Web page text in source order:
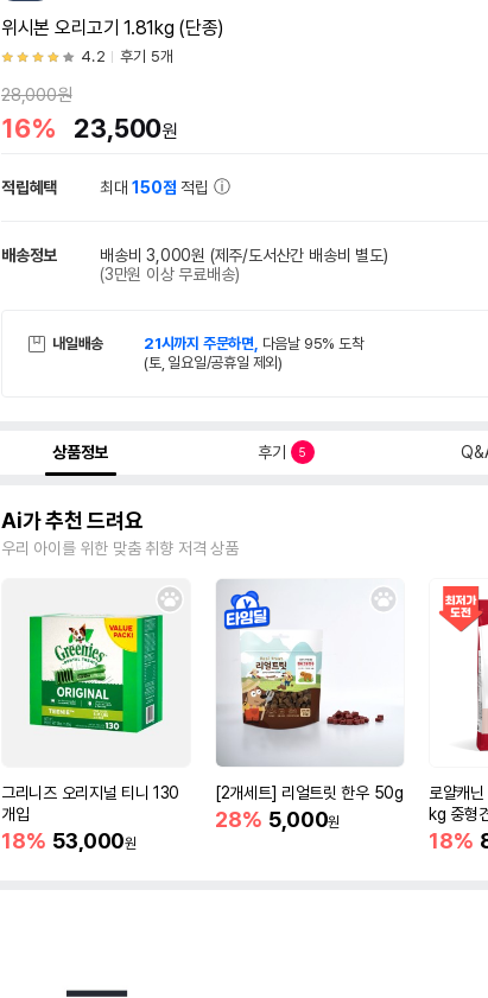
위시본 오리고기 1.81kg (단종)
4.2 후기 5개
28,000원
16% 23,500원
적립혜택 최대150점 적립
배송정보 배송비 3,000원 (제주/도서산간 배송비 별도)
(3만원 이상 무료배송)
내일배송 21시까지 주문하면, 다음날 95% 도착
(토, 일요일/공휴일 제외)
상품정보 후기 5
Ai가 추천 드려요
우리 아이를 위한 맞춤 취향 저격 상품
그리니즈 오리지널 티니 130
개입
18% 53,000원
[2개세트] 리얼트릿 한우 50g
28% 5,000원
로얄캐
kg 중형
18%